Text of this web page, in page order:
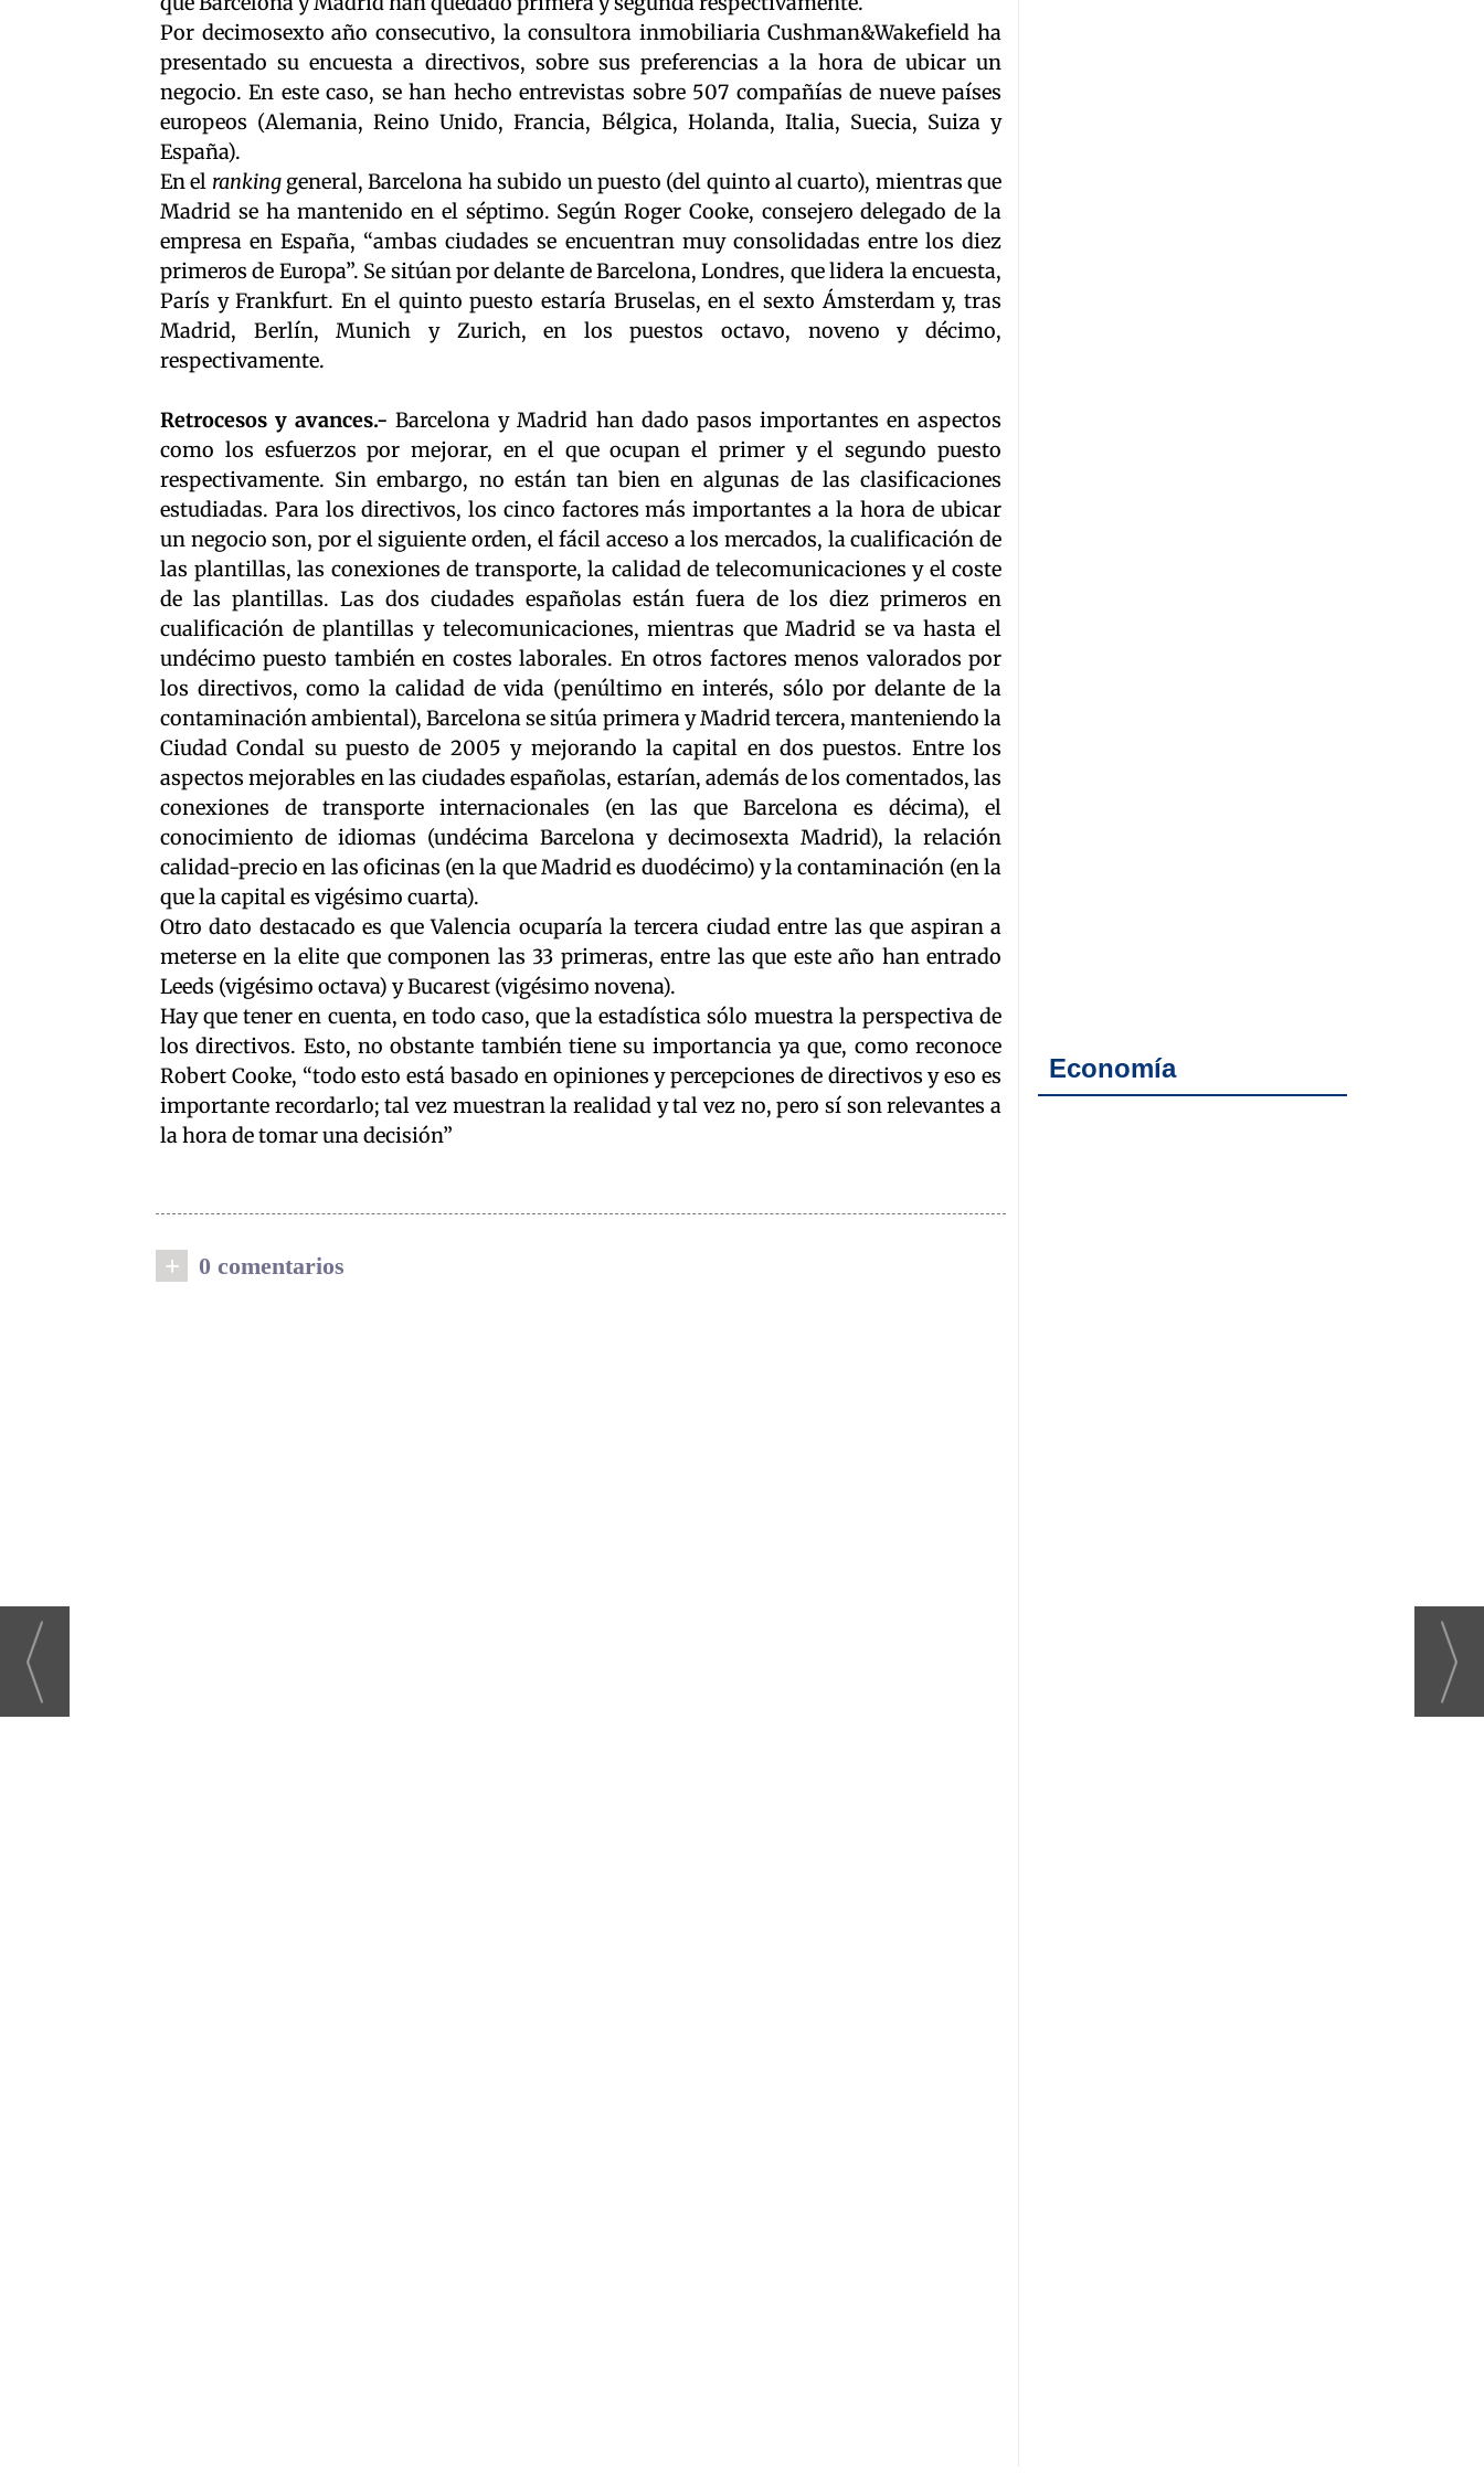
Por decimosexto año consecutivo, la consultora inmobiliaria Cushman&Wakefield ha
presentado su encuesta a directivos, sobre sus preferencias a la hora de ubicar un
negocio. En este caso, se han hecho entrevistas sobre 507 compañías de nueve países
europeos (Alemania, Reino Unido, Francia, Bélgica, Holanda, Italia, Suecia, Suiza y
España).
En el rankinggeneral, Barcelona ha subido un puesto (del quinto al cuarto), mientras que
Madrid se ha mantenido en el séptimo. Según Roger Cooke, consejero delegado de la
empresa en España, “ambas ciudades se encuentran muy consolidadas entre los diez
primeros de Europa”. Se sitúan por delante de Barcelona, Londres, que lidera la encuesta,
París y Frankfurt. En el quinto puesto estaría Bruselas, en el sexto Ámsterdam y, tras
Madrid, Berlín, Munich y Zurich, en los puestos octavo, noveno y décimo,
respectivamente.
Retrocesos y avances.- Barcelona y Madrid han dado pasos importantes en aspectos
como los esfuerzos por mejorar, en el que ocupan el primer y el segundo puesto
respectivamente. Sin embargo, no están tan bien en algunas de las clasificaciones
estudiadas. Para los directivos, los cinco factores más importantes a la hora de ubicar
un negocio son, por el siguiente orden, el fácil acceso a los mercados, la cualificación de
las plantillas, las conexiones de transporte, la calidad de telecomunicaciones y el coste
de las plantillas. Las dos ciudades españolas están fuera de los diez primeros en
cualificación de plantillas y telecomunicaciones, mientras que Madrid se va hasta el
undécimo puesto también en costes laborales. En otros factores menos valorados por
los directivos, como la calidad de vida (penúltimo en interés, sólo por delante de la
contaminación ambiental), Barcelona se sitúa primera y Madrid tercera, manteniendo la
Ciudad Condal su puesto de 2005 y mejorando la capital en dos puestos. Entre los
aspectos mejorables en las ciudades españolas, estarían, además de los comentados, las
conexiones de transporte internacionales (en las que Barcelona es décima), el
conocimiento de idiomas (undécima Barcelona y decimosexta Madrid), la relación
calidad-precio en las oficinas (en la que Madrid es duodécimo) y la contaminación (en la
que la capital es vigésimo cuarta).
Otro dato destacado es que Valencia ocuparía la tercera ciudad entre las que aspiran a
meterse en la elite que componen las 33 primeras, entre las que este año han entrado
Leeds (vigésimo octava) y Bucarest (vigésimo novena).
Hay que tener en cuenta, en todo caso, que la estadística sólo muestra la perspectiva de
los directivos. Esto, no obstante también tiene su importancia ya que, como reconoce
Robert Cooke, “todo esto está basado en opiniones y percepciones de directivos y eso es
importante recordarlo; tal vez muestran la realidad y tal vez no, pero sí son relevantes a
la hora de tomar una decisión”
+ 0 comentarios
Economía